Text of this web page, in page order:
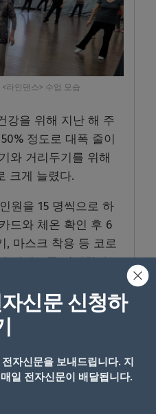
라인댄스> 수업 모습
강을 위해 지난 해 주
정도로 대폭 줄이
와 거리두기를 위해
크게 늘렸다.
원을 15 명씩으로 하
드와 체온 확인 후 6
마스크 착용 등 코로
지키도록 안내한다는
무단 전재 및 재배포 금지
신문 신청하
자신문을 보내드립니다. 지
일 전자신문이 배달됩니다.